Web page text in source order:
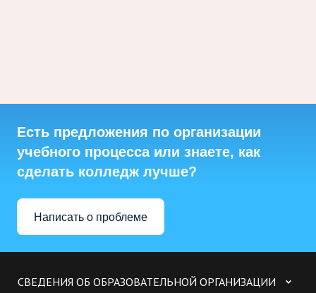
Есть предложения по организации
учебного процесса или знаете, как
сделать колледж лучше?
Написать о проблеме
СВЕДЕНИЯ ОБ ОБРАЗОВАТЕЛЬНОЙ ОРГАНИЗАЦИИ